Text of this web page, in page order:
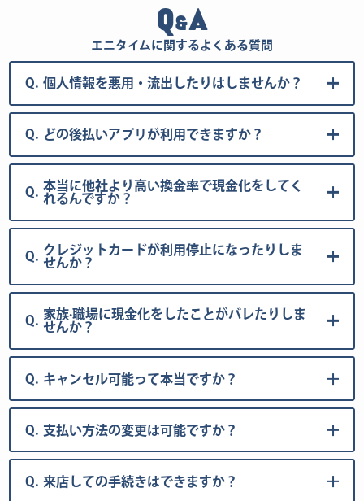
Q&A
エニタイムに関するよくある質問
Q. 個人情報を悪用・流出したりはしませんか？
Q. どの後払いアプリが利用できますか？
Q. 本当に他社より高い換金率で現金化をしてく
れるんですか？
Q. クレジットカードが利用停止になったりしま
せんか？
Q. 家族·職場に現金化をしたことがバレたりしま
せんか？
Q. キャンセル可能って本当ですか？
Q. 支払い方法の変更は可能ですか？
Q. 来店しての手続きはできますか？